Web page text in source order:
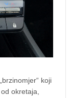
koji
okretaja,